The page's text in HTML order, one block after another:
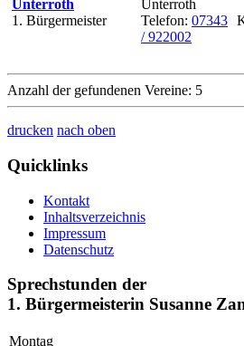
Unterroth
1. Bürgermeister
Unterroth
Telefon: 07343
/ 922002
Anzahl der gefundenen Vereine: 5
drucken nach oben
Quicklinks
Kontakt
Inhaltsverzeichnis
Impressum
Datenschutz
Sprechstunden der
1. Bürgermeisterin Susanne
Montag